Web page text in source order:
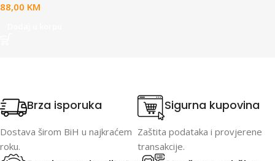
88,00 KM
Brza isporuka
Dostava širom BiH u najkraćem
roku.
Sigurna kupovina
Zaštita podataka i provjerene
transakcije.